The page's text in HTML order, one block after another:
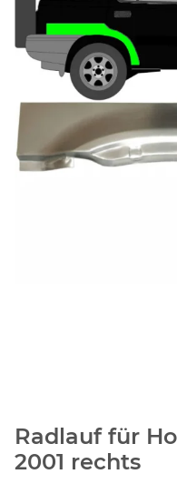
Radlauf für
2001 rechts